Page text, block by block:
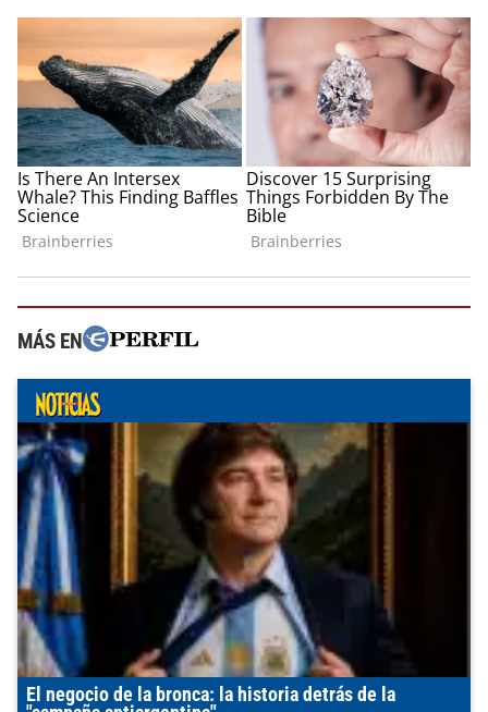
MÁS EN
El negocio de la bronca: la historia detrás de la